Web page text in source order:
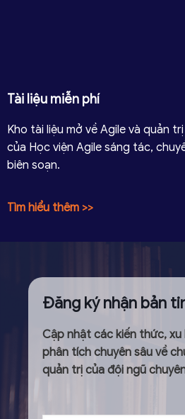
Tài liệu miễn phí
Kho tài liệu mở về Agile và quản
của Học viện Agile sáng tác,
biên soạn.
Tìm hiểu thêm >>
Đăng ký nhận bản
Cập nhật các kiến thức,
phân tích chuyên sâu về
quản trị của đội ngũ